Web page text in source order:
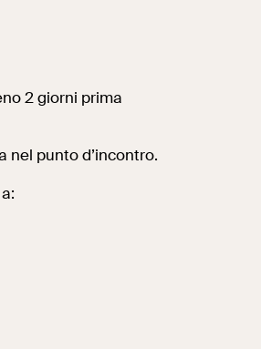
2 giorni prima
nel punto d’incontro.